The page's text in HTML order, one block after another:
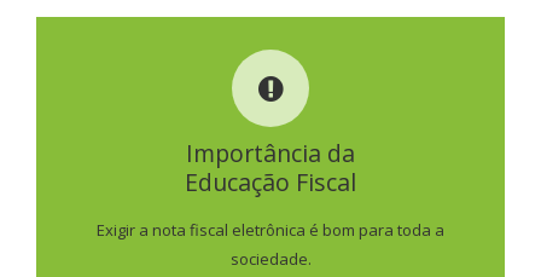
Importância da
Educação Fiscal
Exigir a nota fiscal eletrônica é bom para toda a
sociedade.
IMPORTÂNCIA DA
SAIBA MAIS